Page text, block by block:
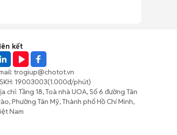
kết
trogiup@chotot.vn
19003003(1.000đ/phút)
chỉ: Tầng 18, Toà nhà UOA, Số 6 đường Tân
Phường Tân Mỹ, Thành phố Hồ Chí Minh,
Nam